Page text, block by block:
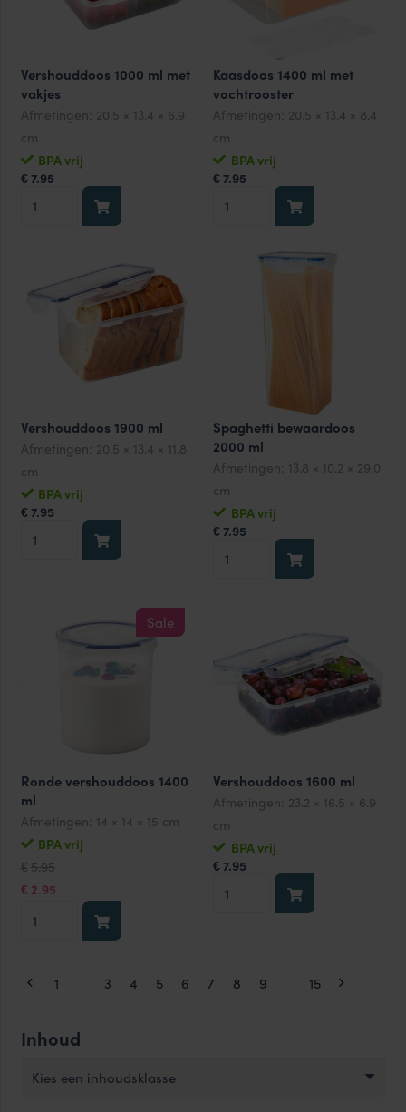
Inhoud
Kies een inhoudsklasse
Vershouddoos 1000 ml met
vakjes
Afmetingen: 20.5 × 13.4 × 6.9
cm
BPA vrij
€ 7.95
Vershouddoos
1000
vakjes
aantal
Kaasdoos 1400 ml met
vochtrooster
Afmetingen: 20.5 × 13.4 × 8.4
cm
BPA vrij
€ 7.95
1400
Vershouddoos 1900 ml
Afmetingen: 20.5 × 13.4 × 11.8
cm
BPA vrij
€ 7.95
Vershouddoos
Spaghetti bewaardoos
2000 ml
Afmetingen:
13.8 × 10.2 × 29.0
cm
BPA vrij
€ 7.95
bewaardoos
Sale
Ronde vershouddoos 1400
ml
Afmetingen:
14 × 14 × 15 cm
BPA vrij
€ 5.95
Oorspronkelijke
prijs
was:
€ 2.95
Huidige
prijs
is:
vershouddoos
ml
Vershouddoos 1600 ml
Afmetingen: 23.2 × 16.5 × 6.9
cm
BPA vrij
€ 7.95
Vershouddoos
1
3 4 5 6 7 8 9 15